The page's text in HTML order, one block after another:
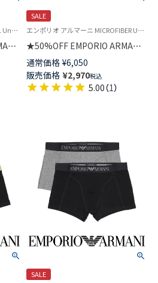
エンポリオ アルマーニESSENTIAL Underwear 公式オンラインショップ 紳士 下着 ブランド アンダーウェア
イ
SALE
エンポリオ アルマーニ MICROFIBER Underwear 公式オンラインショップ 紳士 下着 無料ラッピング ブランド アンダーウェア
★50%OFF EMPORIO ARMANI
ALL OVER PRINTED マイクロ
ファイバー ボクサーパンツ 前
閉じ EUサイズ メンズ
54095350
通常価格 ¥6,050
販売価格 ¥2,970税込
5.00（1）
SALE